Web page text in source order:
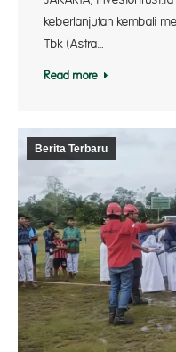
keberlanjutan kembali
Tbk (Astra…
Read more
Berita Terbaru